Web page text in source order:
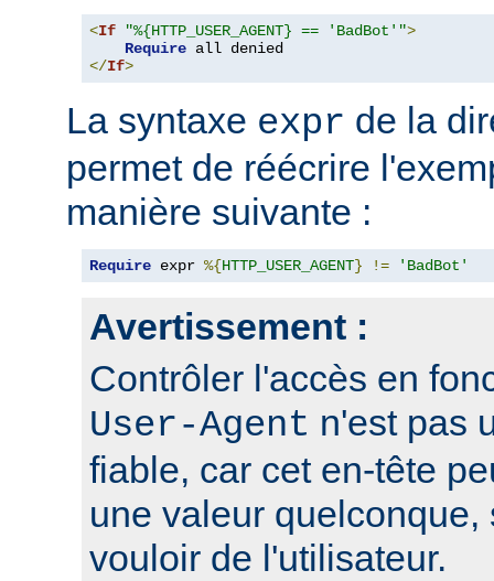
<If "%{HTTP_USER_AGENT} == 'BadBot'">
Require
</If>
La syntaxe expr de la
permet de réécrire
manière suivante :
Require expr %{HTTP_USER_AGENT} != 'BadBot'
Avertissement :
Contrôler l'accès en
User-Agent n'est pas
fiable, car cet en-tête
une valeur quelconque,
vouloir de l'utilisateur.